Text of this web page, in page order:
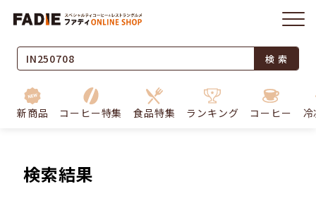
検 索
新商品 コーヒー特集 食品特集 ランキング コーヒー
検索結果